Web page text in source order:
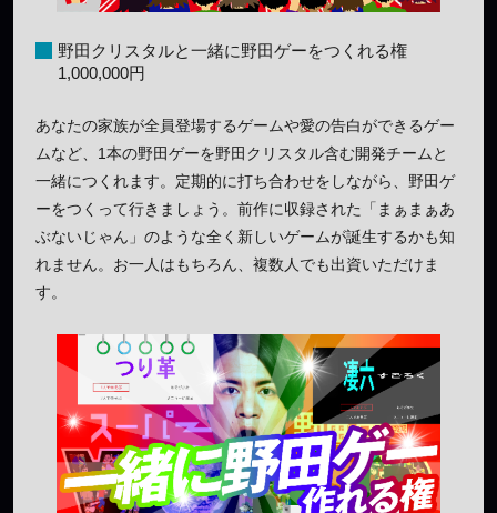
野田クリスタルと一緒に野田ゲーをつくれる権
1,000,000円
あなたの家族が全員登場するゲームや愛の告白ができるゲー
ムなど、1本の野田ゲーを野田クリスタル含む開発チームと
一緒につくれます。定期的に打ち合わせをしながら、野田ゲ
ーをつくって行きましょう。前作に収録された「まぁまぁあ
ぶないじゃん」のような全く新しいゲームが誕生するかも知
れません。お一人はもちろん、複数人でも出資いただけま
す。